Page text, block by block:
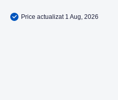
Price actualizat 1 Aug, 2026